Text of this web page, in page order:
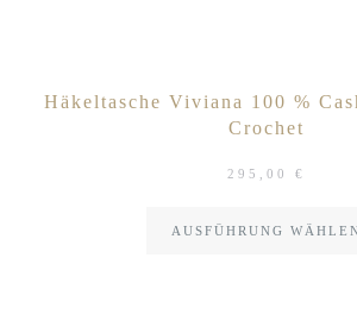
Häkeltasche Viviana 100 %
Crochet
295,00 €
AUSFÜHRUNG